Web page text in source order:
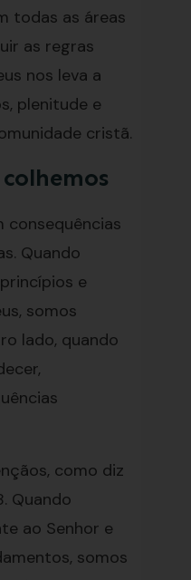
todas as áreas
as regras
nos leva a
plenitude e
cristã.
consequências
Quando
e
somos
lado, quando
como diz
Quando
ao Senhor e
somos